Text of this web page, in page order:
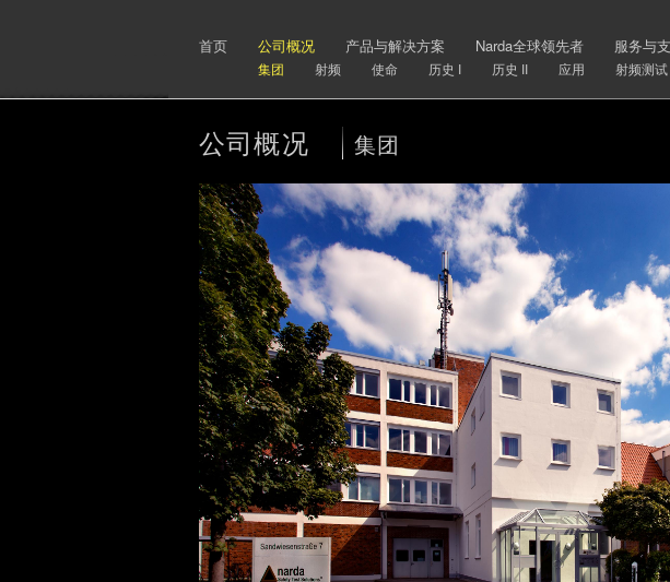
首页 公司概况
集团 射频 使命 历史 I 历史 II 应用 射频测试
产品与解决方案 Narda全球领先者 服务与
公司概况
集团